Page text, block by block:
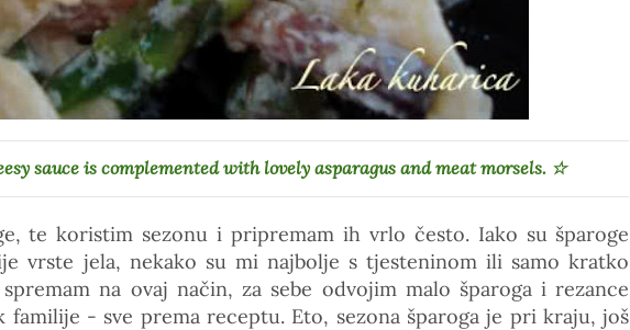
sauce is complemented with lovely asparagus and meat morsels. ☆
te koristim sezonu i pripremam ih vrlo često. Iako su šparoge
vrste jela, nekako su mi najbolje s tjesteninom ili samo kratko
na ovaj način, za sebe odvojim malo šparoga i rezance
familije - sve prema receptu. Eto, sezona šparoga je pri kraju, još